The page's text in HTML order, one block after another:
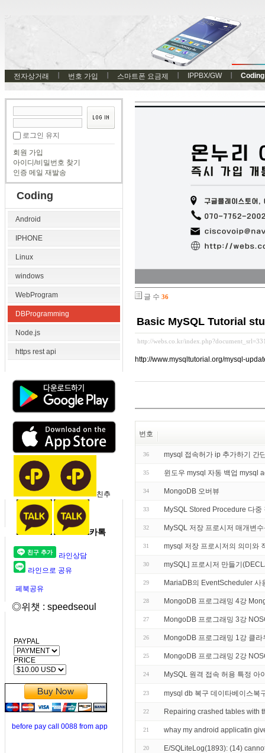
전자상거래 번호 가입 스마트폰 요금제 IPPBX/GW Coding
로그인 유지
회원 가입
아이디/비밀번호 찾기
인증 메일 재발송
Coding
Android
IPHONE
Linux
windows
WebProgram
DBProgramming
Node.js
https rest api
친추
카톡
라인상담
라인으로 공유
페북공유
◎위챗 : speedseoul
PAYPAL
PRICE
before pay call 0088 from app
글 수 36
Basic MySQL Tutorial
http://webs.co.kr/
http://www.mysqltutorial.org/mysql-
번호
36 mysql 접속허가 ip 추가하기 간
35 윈도우 mysql 자동 백업 mysql
34 MongoDB 오버뷰
33 MySQL Stored Procedure 다중
32 MySQL 저장 프로시저 매개변
31 mysql 저장 프로시저의 의미와
30 mySQL] 프로시저 만들기
29 MariaDB의 EventScheduler 사
28 MongoDB 프로그래밍 4강
27 MongoDB 프로그래밍 3강
26 MongoDB 프로그래밍 1강 클
25 MongoDB 프로그래밍 2강
24 MySQL 원격 접속 허용 특정 아
23 mysql db 복구 데이타베이스복
22 Repairing crashed tables with
21 whay my android applicatin
20 E/SQLiteLog(1893): (14)